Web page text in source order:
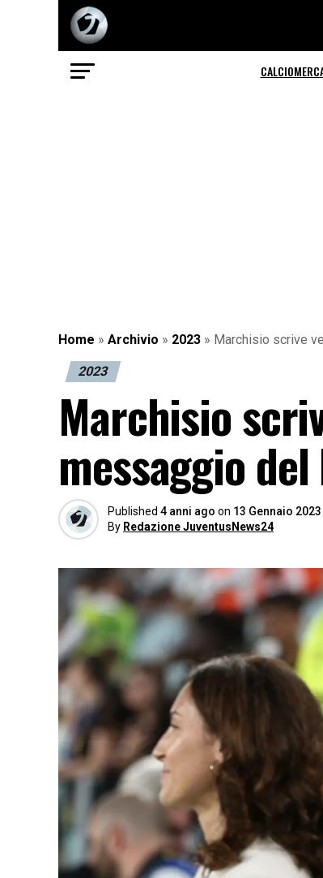
Home » Archivio » 2023 » Marchisio scrive
2023
Marchisio
messaggio
Published 4 anni ago on 13 Gennaio 2023
By Redazione JuventusNews24